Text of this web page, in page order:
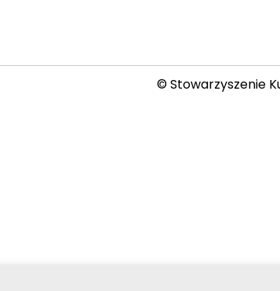
© Stowarzyszenie